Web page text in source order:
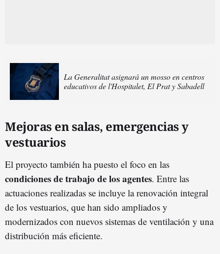
La Generalitat asignará un mosso en centros
educativos de l'Hospitalet, El Prat y Sabadell
Mejoras en salas, emergencias y
vestuarios
El proyecto también ha puesto el foco en las
condiciones de trabajo de los agentes. Entre las
actuaciones realizadas se incluye la renovación integral
de los vestuarios, que han sido ampliados y
modernizados con nuevos sistemas de ventilación y una
distribución más eficiente.